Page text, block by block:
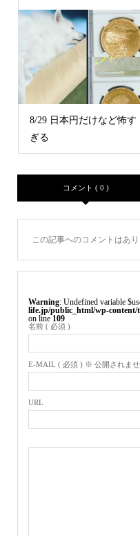
8/29 日本円だけなど怖す
ぎる
コメント ( 0 )
この記事へのコメントはあり
Warning : Undefined variable
life.jp/public_html/wp-content/
on line 109
名前 ( 必須 )
E-MAIL ( 必須 ) ※ 公開されま
URL